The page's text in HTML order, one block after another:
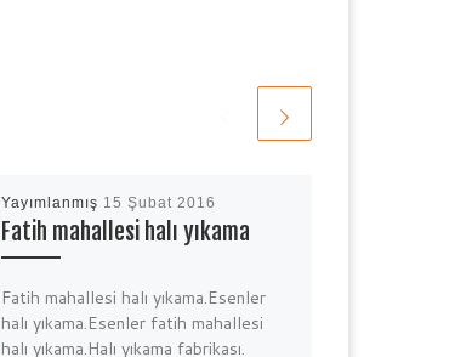
Yayımlanmış 15 Şubat 2016
Fatih mahallesi halı yıkama
Fatih mahallesi halı yıkama.Esenler
halı yıkama.Esenler fatih mahallesi
halı yıkama.Halı yıkama fabrikası.